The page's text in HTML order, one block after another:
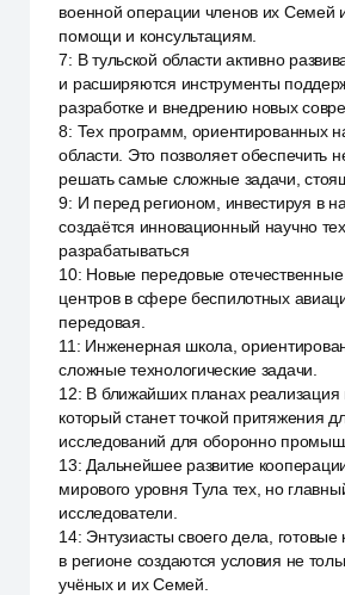
военной операции членов их Семей
помощи и консультациям.
7: В тульской области активно
и расширяются инструменты
разработке и внедрению новых
8: Тех программ, ориентированных
области. Это позволяет обеспечить
решать самые сложные задачи,
9: И перед регионом, инвестируя в
создаётся инновационный научно
разрабатываться
10: Новые передовые
центров в сфере беспилотных
передовая.
11 : Инженерная школа,
сложные технологические задачи.
12: В ближайших планах реализация
который станет точкой притяжения
исследований для оборонно
13: Дальнейшее развитие
мирового уровня Тула тех, но
исследователи.
14: Энтузиасты своего дела,
в регионе создаются условия не
учёных и их Семей.